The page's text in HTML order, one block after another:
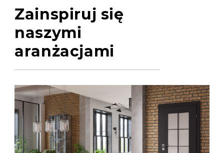
Zainspiruj się
naszymi
aranżacjami